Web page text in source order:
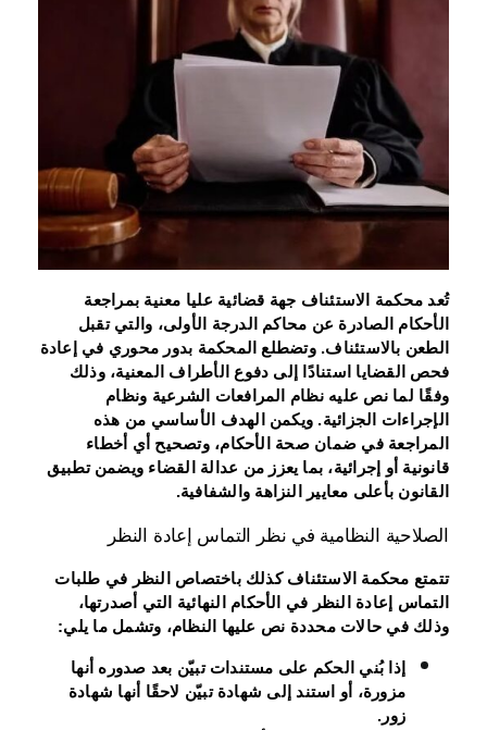
تُعد محكمة الاستئناف جهة قضائية عليا معنية بمراجعة
الأحكام الصادرة عن محاكم الدرجة الأولى، والتي تقبل
الطعن بالاستئناف. وتضطلع المحكمة بدور محوري في إعادة
فحص القضايا استنادًا إلى دفوع الأطراف المعنية، وذلك
وفقًا لما نص عليه نظام المرافعات الشرعية ونظام
الإجراءات الجزائية. ويكمن الهدف الأساسي من هذه
المراجعة في ضمان صحة الأحكام، وتصحيح أي أخطاء
قانونية أو إجرائية، بما يعزز من عدالة القضاء ويضمن تطبيق
القانون بأعلى معايير النزاهة والشفافية.
الصلاحية النظامية في نظر التماس إعادة النظر
تتمتع محكمة الاستئناف كذلك باختصاص النظر في طلبات
التماس إعادة النظر في الأحكام النهائية التي أصدرتها،
وذلك في حالات محددة نص عليها النظام، وتشمل ما يلي:
إذا بُني الحكم على مستندات تبيّن بعد صدوره أنها
مزورة، أو استند إلى شهادة تبيّن لاحقًا أنها شهادة
زور.